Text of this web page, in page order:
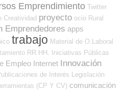
Emprendimiento Twitter
Creatividad proyecto ocio Rural
Emprendedores apps
trabajo Material de O.Laboral
RR.HH. Iniciativas Públicas
Empleo Internet Innovación
de Interés Legislación
(CP Y CV) comunicación